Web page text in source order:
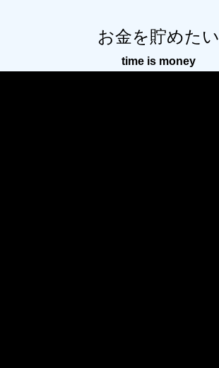
お金を貯めたい